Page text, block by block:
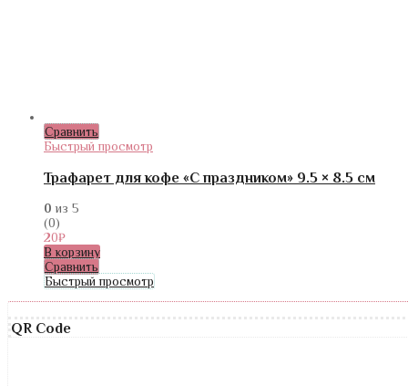
Сравнить
Быстрый просмотр
Трафарет для кофе «С праздником» 9.5 × 8.5 см
0 из 5
(0)
20₽
В корзину
Сравнить
Быстрый просмотр
QR Code